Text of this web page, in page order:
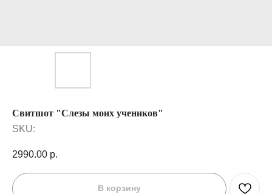
Свитшот "Слезы моих учеников"
SKU:
2990.00 р.
В корзину